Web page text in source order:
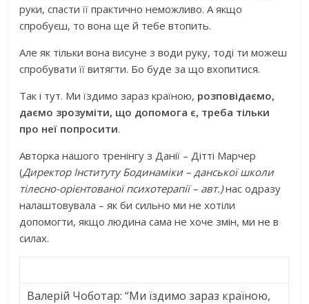
руки, спасти її практично неможливо. А якщо
спробуєш, то вона ще й тебе втопить.
Але як тільки вона висуне з води руку, тоді ти можеш
спробувати її витягти. Бо буде за що вхопитися.
Так і тут. Ми їздимо зараз країною, розповідаємо,
даємо зрозуміти, що допомога є, треба тільки
про неї попросити.
Авторка нашого тренінгу з Данії – Дітті Марчер
(Директор Інституту Бодинаміки – данської школи
тілесно-орієнтованої психотерапії – авт.)нас одразу
налаштовувала – як би сильно ми не хотіли
допомогти, якщо людина сама не хоче змін, ми не в
силах.
Валерій Чоботар: “Ми їздимо зараз країною,